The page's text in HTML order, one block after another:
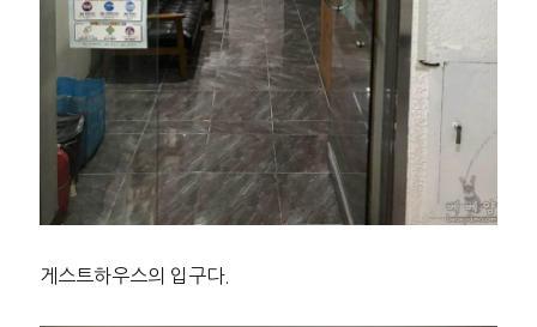
게스트하우스의 입구다.